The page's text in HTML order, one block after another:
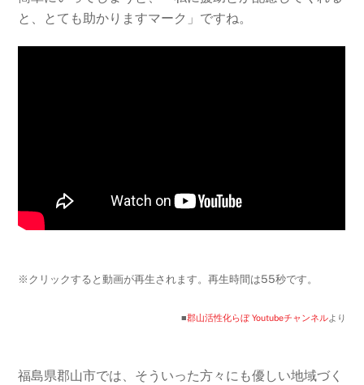
と、とても助かりますマーク」ですね。
※クリックすると動画が再生されます。再生時間は55秒です。
■郡山活性化らぼ Youtubeチャンネルより
福島県郡山市では、そういった方々にも優しい地域づく